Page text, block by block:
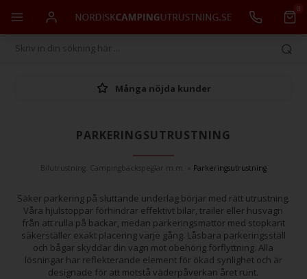
0
Många nöjda kunder
PARKERINGSUTRUSTNING
Bilutrustning. Campingbackspeglar m.m. Parkeringsutrustning
Säker parkering på sluttande underlag börjar med rätt utrustning.
Våra hjulstoppar förhindrar effektivt bilar, trailer eller husvagn
från att rulla på backar, medan parkeringsmattor med stopkant
säkerställer exakt placering varje gång. Låsbara parkeringsställ
och bågar skyddar din vagn mot obehörig förflyttning. Alla
lösningar har reflekterande element för ökad synlighet och är
designade för att motstå väderpåverkan året runt.